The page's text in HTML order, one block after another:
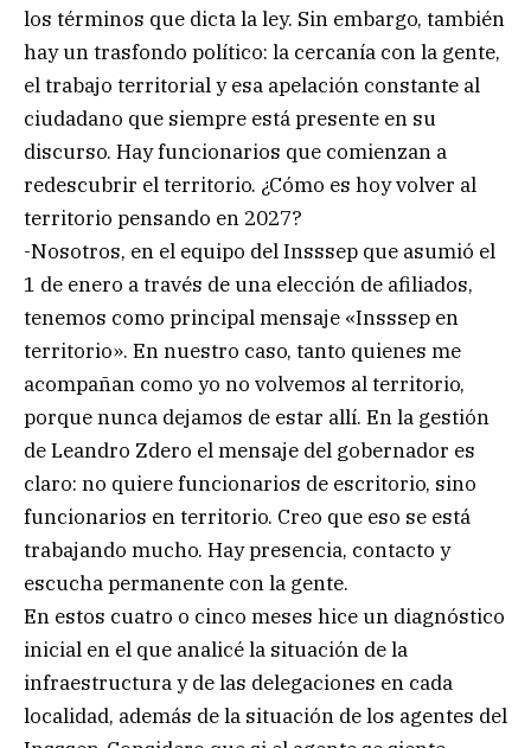
los términos que dicta la ley. Sin embargo, también
hay un trasfondo político: la cercanía con la gente,
el trabajo territorial y esa apelación constante al
ciudadano que siempre está presente en su
discurso. Hay funcionarios que comienzan a
redescubrir el territorio. ¿Cómo es hoy volver al
territorio pensando en 2027?
-Nosotros, en el equipo del Insssep que asumió el
1 de enero a través de una elección de afiliados,
tenemos como principal mensaje «Insssep en
territorio». En nuestro caso, tanto quienes me
acompañan como yo no volvemos al territorio,
porque nunca dejamos de estar allí. En la gestión
de Leandro Zdero el mensaje del gobernador es
claro: no quiere funcionarios de escritorio, sino
funcionarios en territorio. Creo que eso se está
trabajando mucho. Hay presencia, contacto y
escucha permanente con la gente.
En estos cuatro o cinco meses hice un diagnóstico
inicial en el que analicé la situación de la
infraestructura y de las delegaciones en cada
localidad, además de la situación de los agentes del